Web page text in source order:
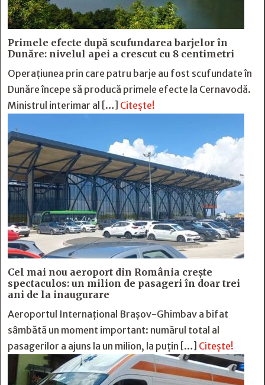
Primele efecte după scufundarea barjelor în
Dunăre: nivelul apei a crescut cu 8 centimetri
Operațiunea prin care patru barje au fost scufundate în
Dunăre începe să producă primele efecte la Cernavodă.
Ministrul interimar al […] Citește!
Cel mai nou aeroport din România crește
spectaculos: un milion de pasageri în doar trei
ani de la inaugurare
Aeroportul Internațional Brașov-Ghimbav a bifat
sâmbătă un moment important: numărul total al
pasagerilor a ajuns la un milion, la puțin […] Citește!